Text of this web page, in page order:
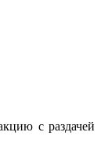
с раздачей